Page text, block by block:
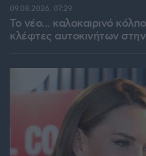
Το νέο... καλοκαιρινό
κλέφτες αυτοκινήτων
09.08.2026, 07:29